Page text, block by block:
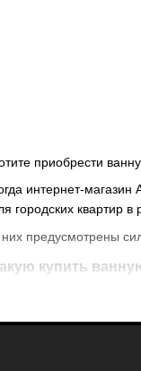
приобрести
интернет-
городских квартир
предусмотрены
купить
стальная разных